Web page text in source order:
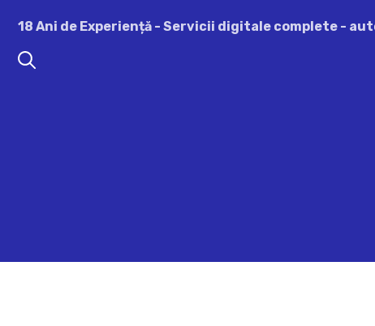
conținut
18 Ani de Experiență - Servicii digitale complete -